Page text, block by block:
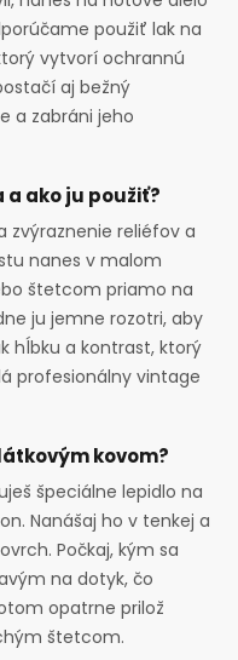
použiť lak na
vytvorí ochrannú
aj bežný
a zabráni jeho
ako ju použiť?
zvýraznenie reliéfov a
nanes v malom
štetcom priamo na
ju jemne rozotri, aby
hĺbku a kontrast, ktorý
profesionálny vintage
kovom?
špeciálne lepidlo na
Nanášaj ho v tenkej a
Počkaj, kým sa
na dotyk, čo
opatrne prilož
štetcom.